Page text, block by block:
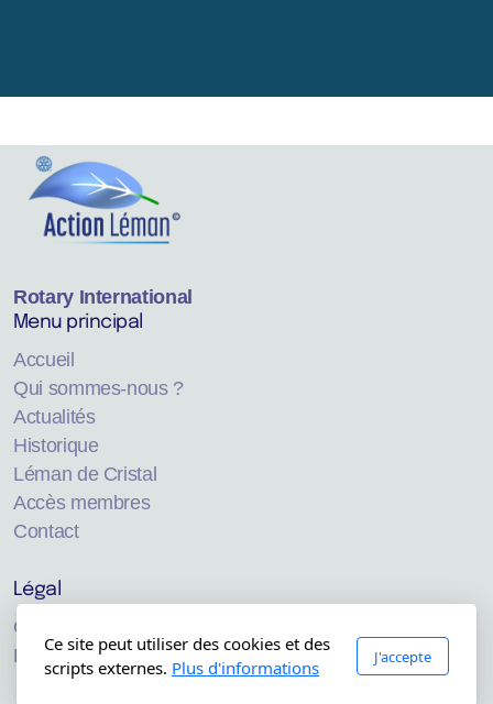
Rotary International
Menu principal
Accueil
Qui sommes-nous ?
Actualités
Historique
Léman de Cristal
Accès membres
Contact
Légal
Conditions générales d'utilisation
Politique de confidentialité
Ce site peut utiliser des cookies et des
scripts externes. Plus d'informations
J'accepte